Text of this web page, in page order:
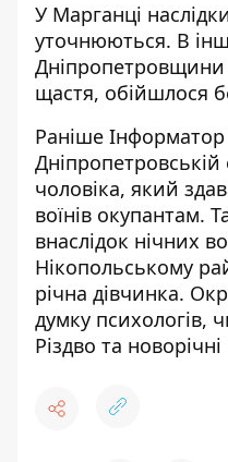
У Марганці
уточнюються. В
щастя, обійшлося
Раніше
Дніпропетровській
чоловіка, який
воїнів окупантам.
внаслідок нічних
Нікопольському
річна дівчинка.
думку психологів,
Різдво та новорічні